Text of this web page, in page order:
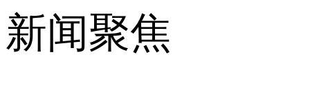
新闻聚焦